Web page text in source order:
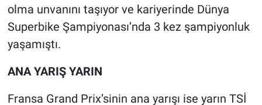
olma unvanını taşıyor ve kariyerinde Dünya
Superbike Şampiyonası’nda 3 kez şampiyonluk
yaşamıştı.
ANA YARIŞ YARIN
Fransa Grand Prix’sinin ana yarışı ise yarın TSİ